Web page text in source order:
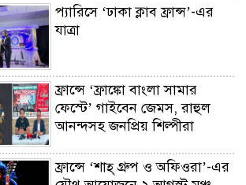
প্যারিসে ‘ঢাকা ক্লাব ফ্রান্স’-এর
যাত্রা
ফ্রান্সে ‘ফ্রাঙ্কো বাংলা সামার
ফেস্টে’ গাইবেন জেমস, রাহুল
আনন্দসহ জনপ্রিয় শিল্পীরা
ফ্রান্সে ‘শাহ্ গ্রুপ ও অফিওরা’-এর